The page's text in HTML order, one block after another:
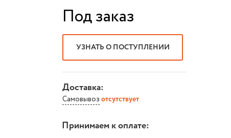
Под заказ
УЗНАТЬ О ПОСТУПЛЕНИИ
Доставка:
Самовывоз отсутствует
Принимаем к оплате: